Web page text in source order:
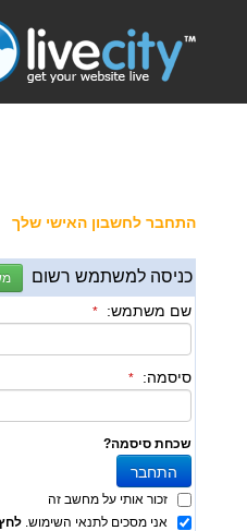
התחבר לחשבון האישי שלך